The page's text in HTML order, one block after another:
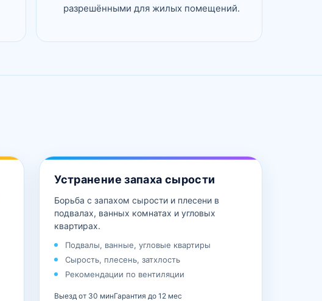
разрешёнными для жилых помещений.
Устранение запаха сырости
Борьба с запахом сырости и плесени в
подвалах, ванных комнатах и угловых
квартирах.
Подвалы, ванные, угловые квартиры
Сырость, плесень, затхлость
Рекомендации по вентиляции
Выезд от 30 минГарантия до 12 мес